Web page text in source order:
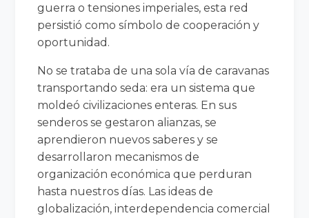
guerra o tensiones imperiales, esta red
persistió como símbolo de cooperación y
oportunidad.
No se trataba de una sola vía de caravanas
transportando seda: era un sistema que
moldeó civilizaciones enteras. En sus
senderos se gestaron alianzas, se
aprendieron nuevos saberes y se
desarrollaron mecanismos de
organización económica que perduran
hasta nuestros días. Las ideas de
globalización, interdependencia comercial